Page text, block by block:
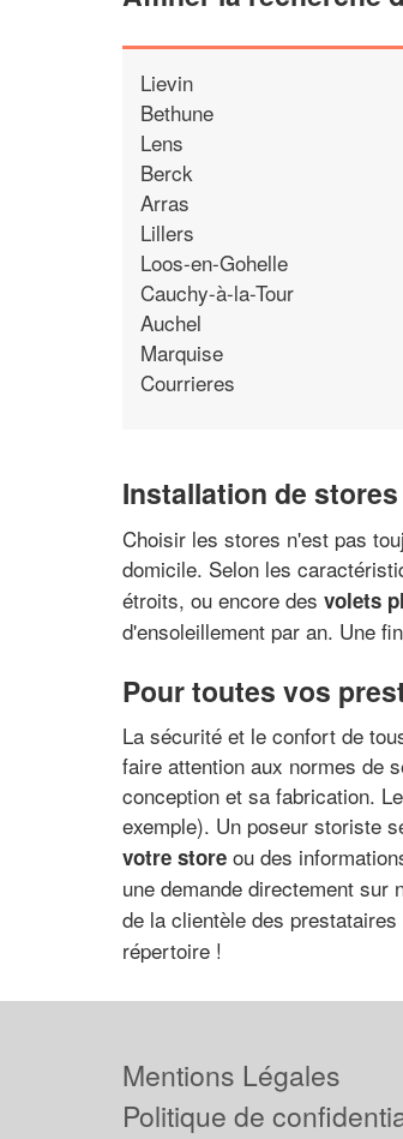
Lievin
Bethune
Lens
Berck
Arras
Lillers
Loos-en-Gohelle
Cauchy-à-la-Tour
Auchel
Marquise
Courrieres
Installation de
Choisir les stores n'est pas
domicile. Selon les
étroits, ou encore des volets
d'ensoleillement par an. Une
Pour toutes vos
La sécurité et le confort de
faire attention aux normes de
conception et sa fabrication.
exemple). Un poseur storiste
votre store ou des
une demande directement
de la clientèle des
répertoire !
Mentions Légales
Politique de